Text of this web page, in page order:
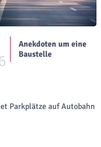
Anekdoten um eine
Baustelle
Parkplätze auf Autobahn